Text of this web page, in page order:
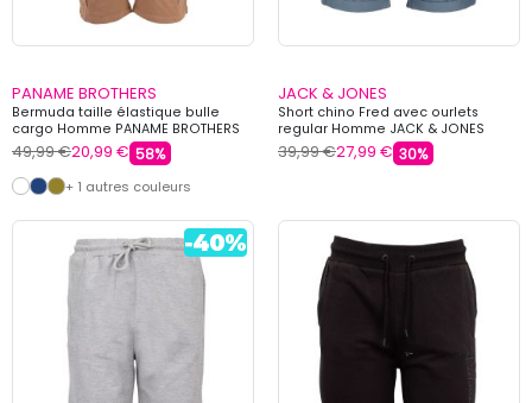
PANAME BROTHERS
Bermuda taille élastique bulle
cargo Homme PANAME BROTHERS
49,99 €20,99 € 58%
+ 1 autres couleurs
JACK & JONES
Short chino Fred avec ourlets
regular Homme JACK & JONES
39,99 €27,99 € 30%